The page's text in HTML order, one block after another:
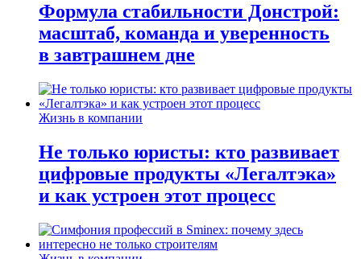
Формула стабильности Донстрой:
масштаб, команда и уверенность
в завтрашнем дне
Жизнь в компании
Не только юристы: кто развивает
цифровые продукты «Легалтэка»
и как устроен этот процесс